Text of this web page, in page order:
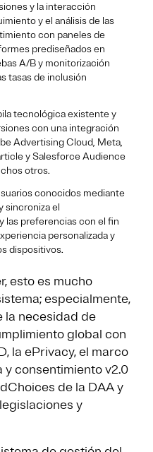
y la interacción
y el análisis de las
con paneles de
prediseñados en
A/B y monitorización
tasas de inclusión
tecnológica existente y
con una integración
Advertising Cloud, Meta,
y Salesforce Audience
otros.
conocidos mediante
sincroniza el
las preferencias con el fin
personalizada y
dispositivos.
esto es mucho
especialmente,
la necesidad de
global con
la ePrivacy, el marco
consentimiento v2.0
de la DAA y
y